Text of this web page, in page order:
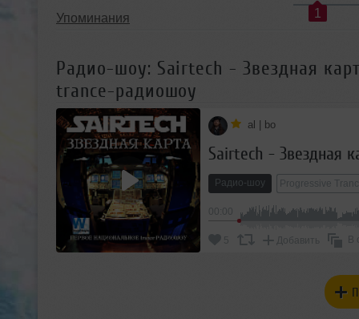
1
Упоминания
Радио-шоу: Sairtech - Звездная
trance-радиошоу
al | bo
Радио-шоу Progressive
5 Добавить